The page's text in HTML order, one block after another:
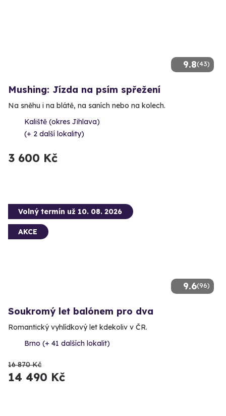
9.8(43)
Mushing: Jízda na psím spřežení
Na sněhu i na blátě, na saních nebo na kolech.
Kaliště (okres Jihlava)
(+ 2 další lokality)
3 600 Kč
9.6(96)
Volný termín už 10. 08. 2026
AKCE
Soukromý let balónem pro dva
Romantický vyhlídkový let kdekoliv v ČR.
Brno (+ 41 dalších lokalit)
16 870 Kč
14 490 Kč